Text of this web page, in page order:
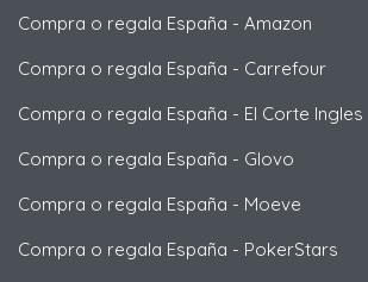
Compra o regala España - Amazon
Compra o regala España - Carrefour
Compra o regala España - El Corte Ingles
Compra o regala España - Glovo
Compra o regala España - Moeve
Compra o regala España - PokerStars